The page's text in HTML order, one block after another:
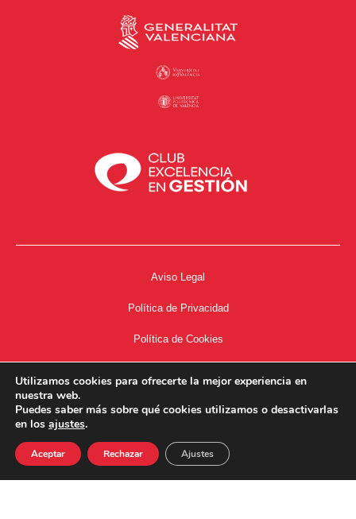
Aviso Legal
Política de Privacidad
Política de Cookies
34667504662
Utilizamos cookies para ofrecerte la mejor experiencia en
nuestra web.
Puedes saber más sobre qué cookies utilizamos o desactivarlas
en los ajustes.
Aceptar Rechazar Ajustes